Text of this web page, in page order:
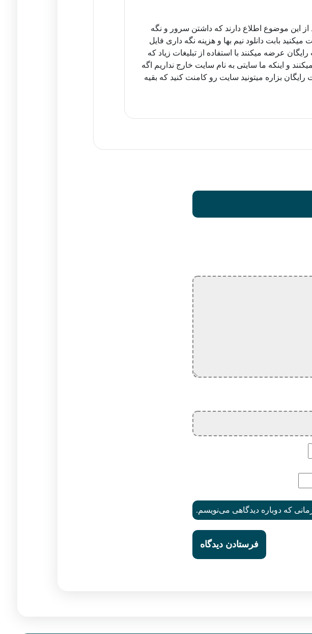
این موضوع اطلاع دارند که داشتن سرور و نگه
بابت دانلود نیم بها و هزینه نگه داری فایل
عرضه میکنند با استفاده از تبلیغات زیاد که
و اینکه ما سایتی به نام سایت خارج نداریم اگه
بزاره میتونید سایت رو کامنت کنید که بقیه
که دوباره دیدگاهی می‌نویسم.